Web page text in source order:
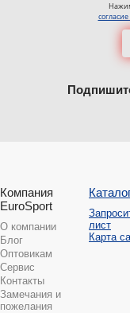
Компания
EuroSport
О компании
Блог
Оптовикам
Сервис
Контакты
Замечания и
пожелания
лист
Карта